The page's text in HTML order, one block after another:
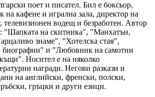
поет и писател. Бил е боксьор,
на кафене и игрална зала, директор на
телевизионен водещ и безработен. Автор
"Шапката на скитника", "Манхатън,
знаме", "Хотелска стая",
биографии" и "Любовник на самотни
Носител е на няколко
награди. Негови разкази и
на английски, френски, полски,
гръцки и други езици.